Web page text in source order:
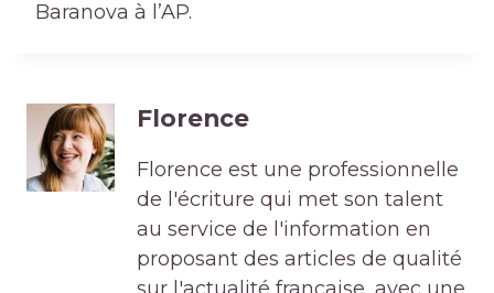
Baranova à l’AP.
Florence
Florence est une professionnelle
de l'écriture qui met son talent
au service de l'information en
proposant des articles de qualité